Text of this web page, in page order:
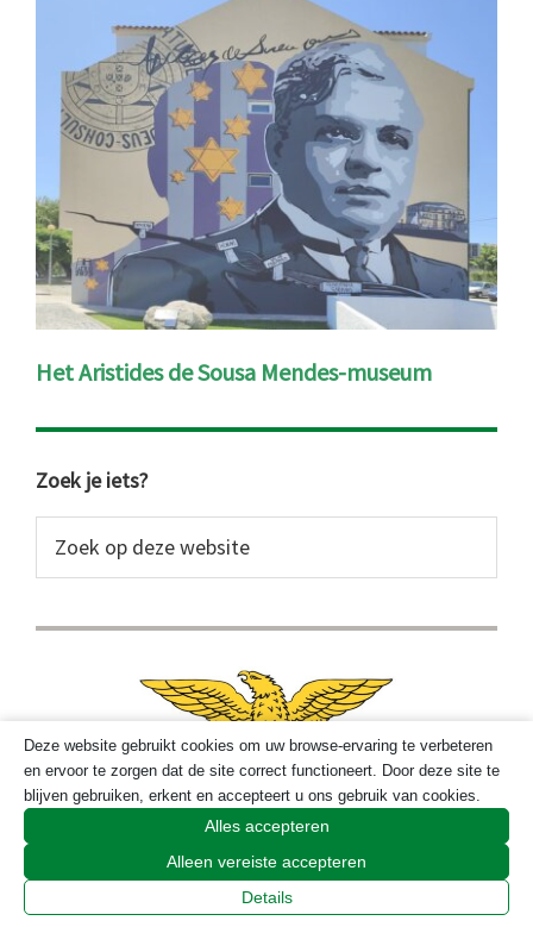
Het Aristides de Sousa Mendes-museum
Primaire
Sidebar
Zoek je iets?
op
website
Deze website gebruikt cookies om uw browse-ervaring te verbeteren
en ervoor te zorgen dat de site correct functioneert. Door deze site te
blijven gebruiken, erkent en accepteert u ons gebruik van cookies.
Alles accepteren
Alleen vereiste accepteren
Details